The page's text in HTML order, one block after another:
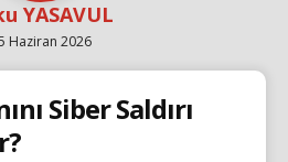
YASAVUL
Haziran 2026
Siber Saldırı